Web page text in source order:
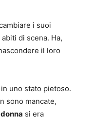
i suoi
di scena. Ha,
il loro
uno stato pietoso.
sono mancate,
si era